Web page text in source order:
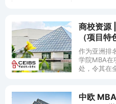
商校资源
（项目特
作为亚洲排
学院MBA在
处，令其在
中欧